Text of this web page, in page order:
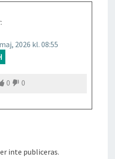
2026 kl. 08:55
0
0
inte publiceras.